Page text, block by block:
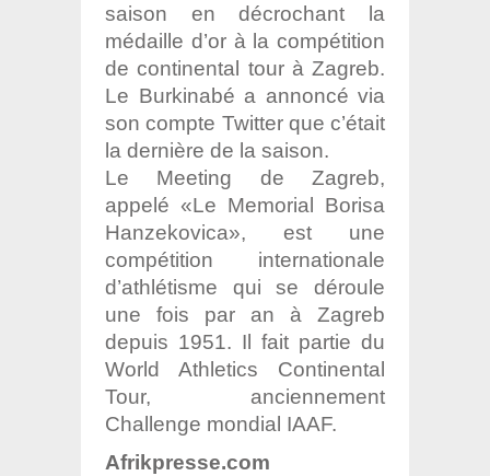
saison en décrochant la
médaille d’or à la compétition
de continental tour à Zagreb.
Le Burkinabé a annoncé via
son compte Twitter que c’était
la dernière de la saison.
Le Meeting de Zagreb,
appelé «Le Memorial Borisa
Hanzekovica», est une
compétition internationale
d’athlétisme qui se déroule
une fois par an à Zagreb
depuis 1951. Il fait partie du
World Athletics Continental
Tour, anciennement
Challenge mondial IAAF.
Afrikpresse.com